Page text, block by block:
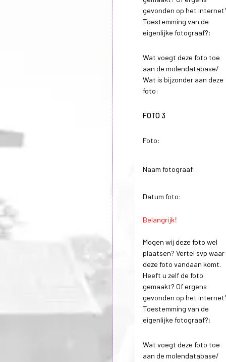
gevonden op het
Toestemming van de
eigenlijke fotograaf?:
Wat voegt deze foto toe
aan de molendatabase/
Wat is bijzonder aan deze
foto:
FOTO 3
Foto:
Naam fotograaf:
Datum foto:
Belangrijk!
Mogen wij deze foto wel
plaatsen? Vertel svp waar
deze foto vandaan komt.
Heeft u zelf de foto
gemaakt? Of ergens
gevonden op het
Toestemming van de
eigenlijke fotograaf?:
Wat voegt deze foto toe
aan de molendatabase/